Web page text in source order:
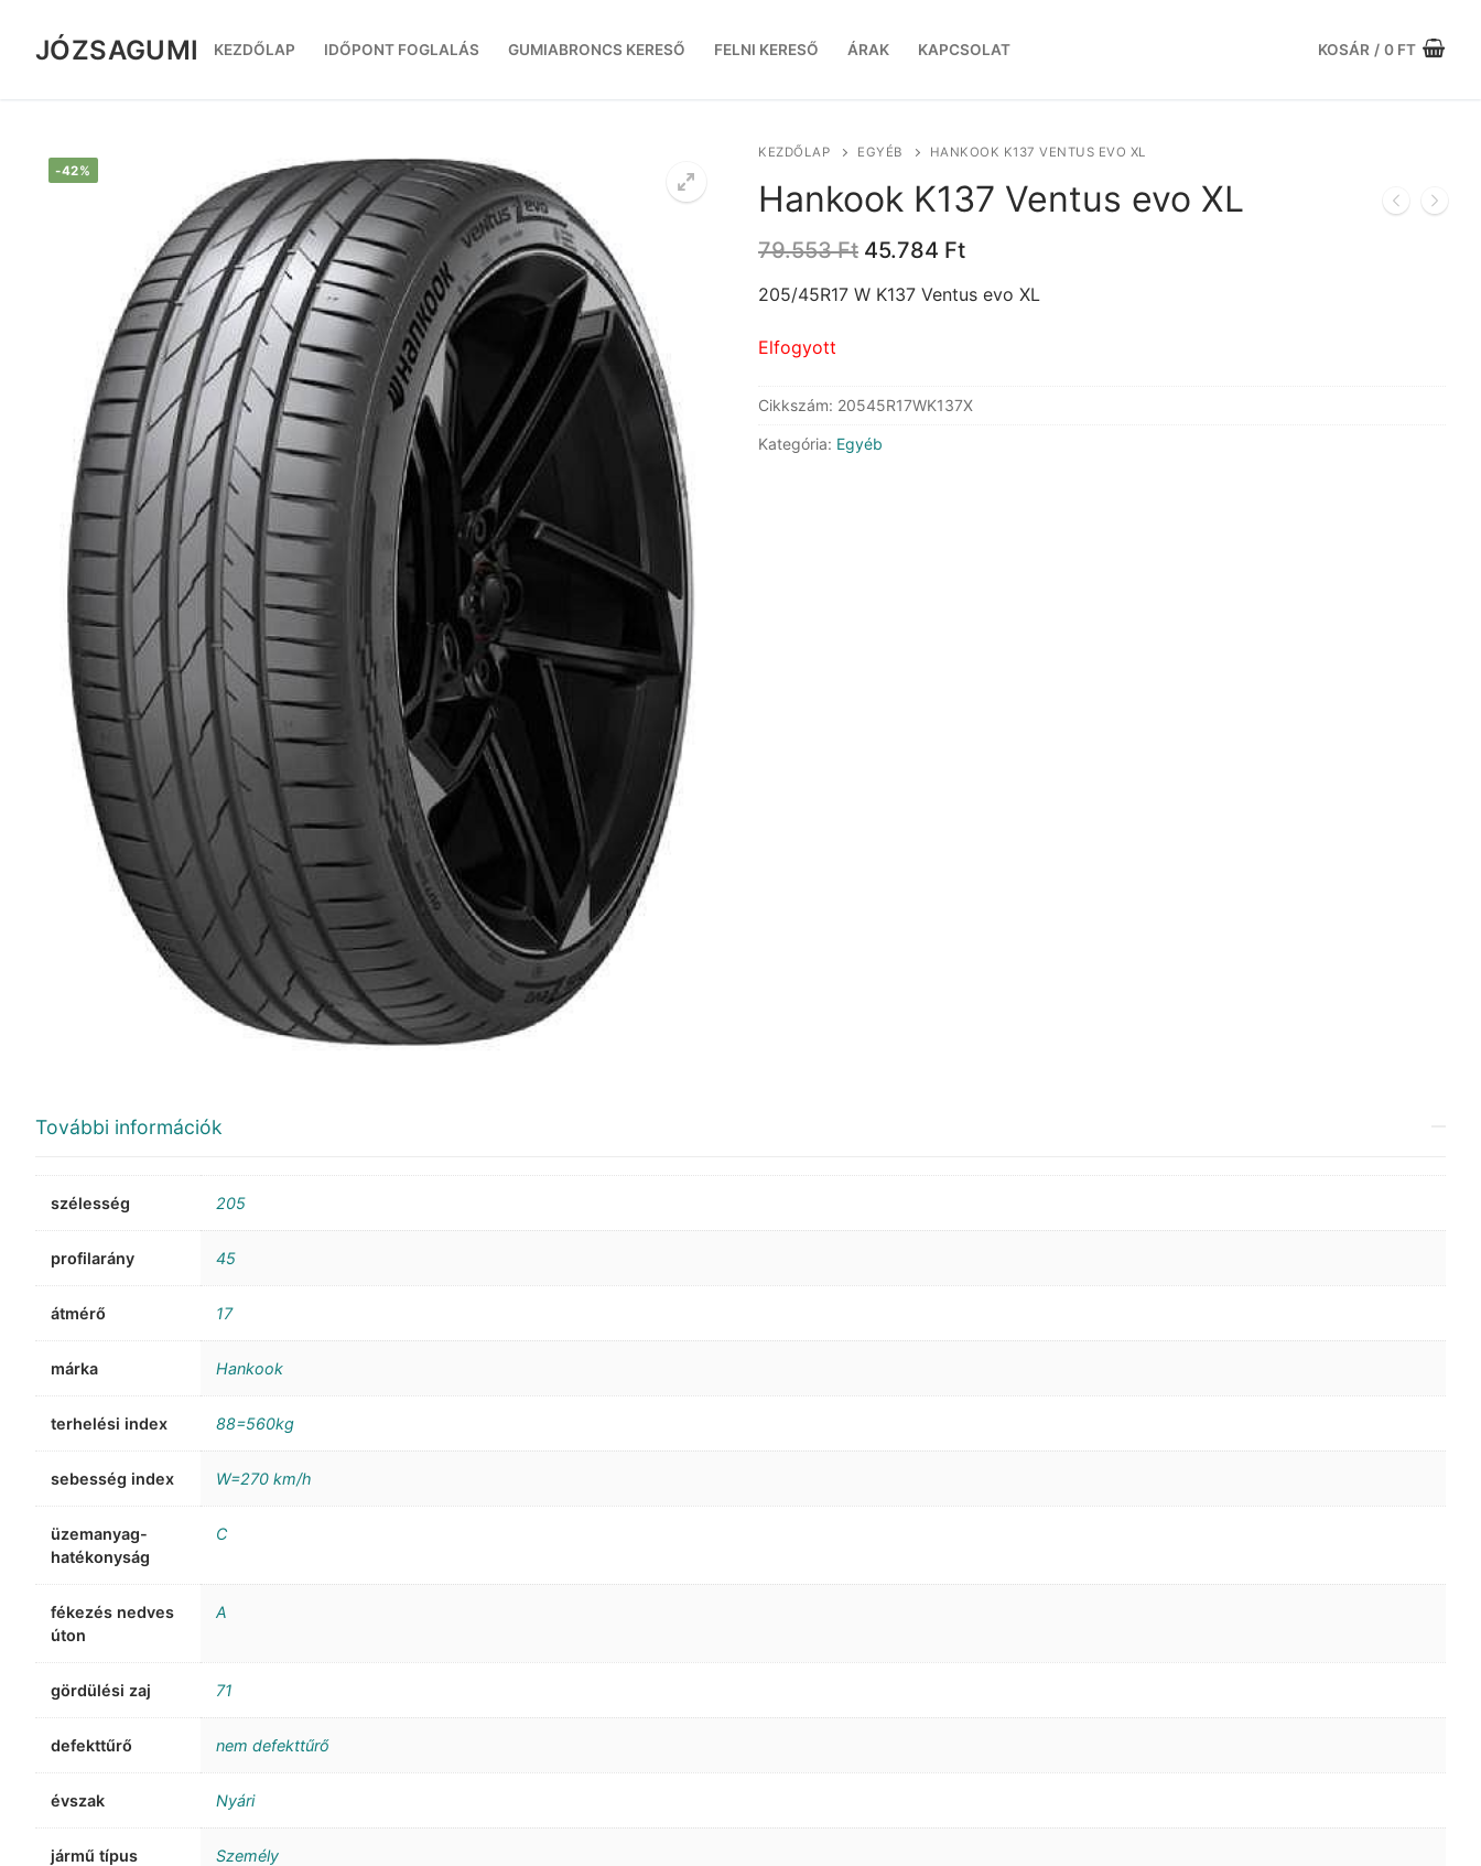
tartalomra
JÓZSAGUMI KEZDŐLAP IDŐPONT FOGLALÁS GUMIABRONCS KERESŐ FELNI KERESŐ ÁRAK KAPCSOLAT KOSÁR / 0 FT
-42%
KEZDŐLAP EGYÉB HANKOOK K137 VENTUS EVO XL
Hankook K137 Ventus evo XL
79.553Ft Original
was:
45.784 FtCurrent
is:
205/45R17 W K137 Ventus evo XL
Elfogyott
Cikkszám: 20545R17WK137X
Kategória: Egyéb
További információk
szélesség 205
profilarány 45
átmérő 17
márka Hankook
terhelési index 88=560kg
sebesség index W=270 km/h
üzemanyag-
hatékonyság
C
fékezés nedves
úton
A
gördülési zaj 71
defekttűrő nem defekttűrő
évszak Nyári
jármű típus Személy